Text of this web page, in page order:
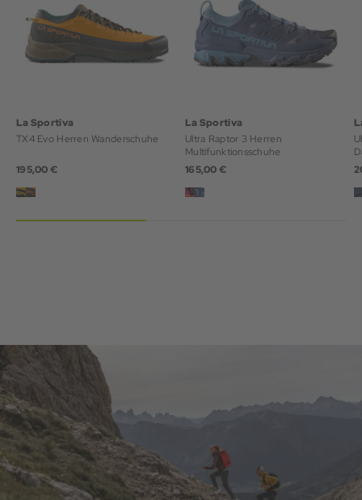
La Sportiva
TX4 Evo Herren Wanderschuhe
195,00 €
La Sportiva
Ultra Raptor 3 Herren
Multifunktionsschuhe
165,00 €